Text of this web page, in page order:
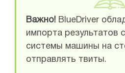
Важно! BlueDriver
импорта результатов
системы машины на
отправлять твиты.